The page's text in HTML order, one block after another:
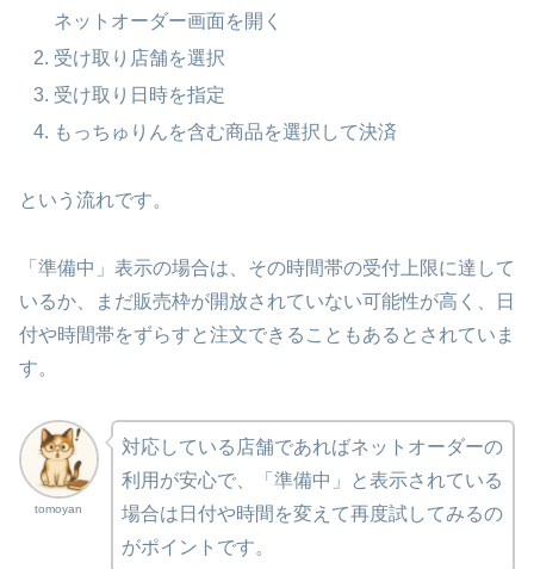
ネットオーダー画面を開く
受け取り店舗を選択
受け取り日時を指定
もっちゅりんを含む商品を選択して決済
という流れです。
「準備中」表示の場合は、その時間帯の受付上限に達して
いるか、まだ販売枠が開放されていない可能性が高く、日
付や時間帯をずらすと注文できることもあるとされていま
す。
tomoyan
対応している店舗であればネットオーダーの
利用が安心で、「準備中」と表示されている
場合は日付や時間を変えて再度試してみるの
がポイントです。